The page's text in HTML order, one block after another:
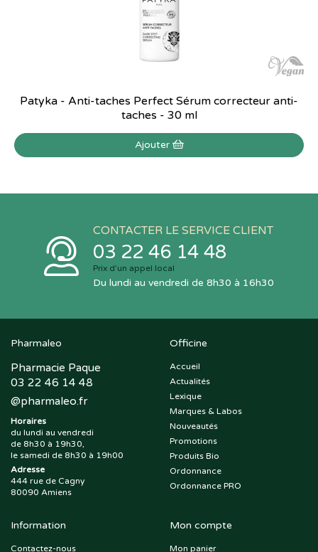
Patyka - Anti-taches Perfect Sérum correcteur anti-
taches - 30 ml
Ajouter
CONTACTER LE SERVICE CLIENT
03 22 46 14 48
Prix d’un appel local
Du lundi au vendredi de 8h30 à 16h30
Pharmaleo
Pharmacie Paque
03 22 46 14 48
@pharmaleo.fr
Horaires
du lundi au vendredi
de 8h30 à 19h30,
le samedi de 8h30 à 19h00
Adresse
444 rue de Cagny
80090 Amiens
Officine
Accueil
Actualités
Lexique
Marques & Labos
Nouveautés
Promotions
Produits Bio
Ordonnance
Ordonnance PRO
Information
Contactez-nous
Mon compte
Mon panier